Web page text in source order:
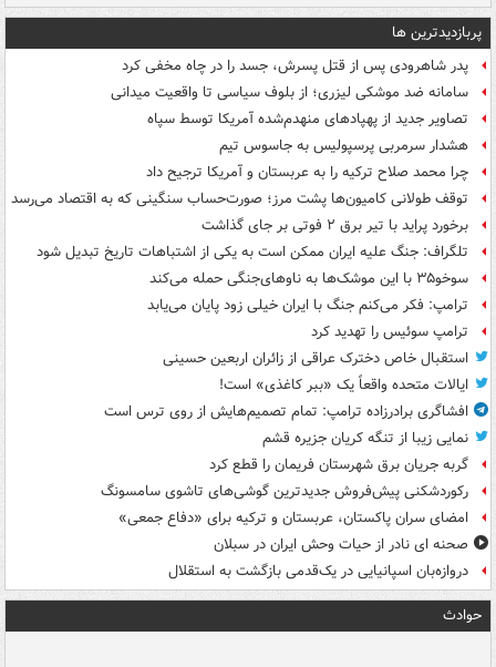
پربازدیدترین ها
پدر شاهرودی پس از قتل پسرش، جسد را در چاه مخفی کرد
سامانه ضد موشکی لیزری؛ از بلوف سیاسی تا واقعیت میدانی
تصاویر جدید از پهپادهای منهدم‌شده آمریکا توسط سپاه
هشدار سرمربی پرسپولیس به جاسوس تیم
چرا محمد صلاح ترکیه را به عربستان و آمریکا ترجیح داد
توقف طولانی کامیون‌ها پشت مرز؛ صورت‌حساب سنگینی که به اقتصاد می‌رسد
برخورد پراید با تیر برق ۲ فوتی بر جای گذاشت
تلگراف: جنگ علیه ایران ممکن است به یکی از اشتباهات تاریخ تبدیل شود
سوخو۳۵ با این موشک‌ها به ناوهای‌جنگی حمله می‌کند
ترامپ: فکر می‌کنم جنگ با ایران خیلی زود پایان می‌یابد
ترامپ سوئیس را تهدید کرد
استقبال خاص دخترک عراقی از زائران اربعین حسینی
ایالات متحده واقعاً یک «ببر کاغذی» است!
افشاگری برادرزاده ترامپ: تمام تصمیم‌هایش از روی ترس است
نمایی زیبا از تنگه کریان جزیره قشم
گربه جریان برق شهرستان فریمان را قطع کرد
رکوردشکنی پیش‌فروش جدیدترین گوشی‌های تاشوی سامسونگ
امضای سران پاکستان، عربستان و ترکیه برای «دفاع جمعی»
صحنه ای نادر از حیات وحش ایران در سبلان
دروازه‌بان اسپانیایی در یک‌قدمی بازگشت به استقلال
حوادث